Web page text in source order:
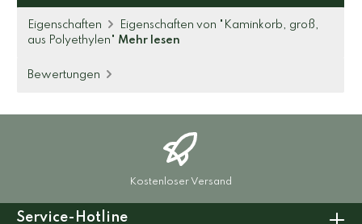
Eigenschaften
Eigenschaften von "Kaminkorb, groß,
aus Polyethylen" Mehr lesen
Bewertungen
Kostenloser Versand
Service-Hotline